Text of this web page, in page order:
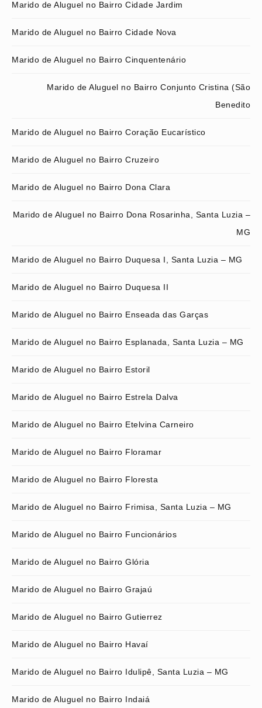
Marido de Aluguel no Bairro Cidade Jardim
Marido de Aluguel no Bairro Cidade Nova
Marido de Aluguel no Bairro Cinquentenário
Marido de Aluguel no Bairro Conjunto Cristina (São
Benedito
Marido de Aluguel no Bairro Coração Eucarístico
Marido de Aluguel no Bairro Cruzeiro
Marido de Aluguel no Bairro Dona Clara
Marido de Aluguel no Bairro Dona Rosarinha, Santa Luzia –
MG
Marido de Aluguel no Bairro Duquesa I, Santa Luzia – MG
Marido de Aluguel no Bairro Duquesa II
Marido de Aluguel no Bairro Enseada das Garças
Marido de Aluguel no Bairro Esplanada, Santa Luzia – MG
Marido de Aluguel no Bairro Estoril
Marido de Aluguel no Bairro Estrela Dalva
Marido de Aluguel no Bairro Etelvina Carneiro
Marido de Aluguel no Bairro Floramar
Marido de Aluguel no Bairro Floresta
Marido de Aluguel no Bairro Frimisa, Santa Luzia – MG
Marido de Aluguel no Bairro Funcionários
Marido de Aluguel no Bairro Glória
Marido de Aluguel no Bairro Grajaú
Marido de Aluguel no Bairro Gutierrez
Marido de Aluguel no Bairro Havaí
Marido de Aluguel no Bairro Idulipê, Santa Luzia – MG
Marido de Aluguel no Bairro Indaiá